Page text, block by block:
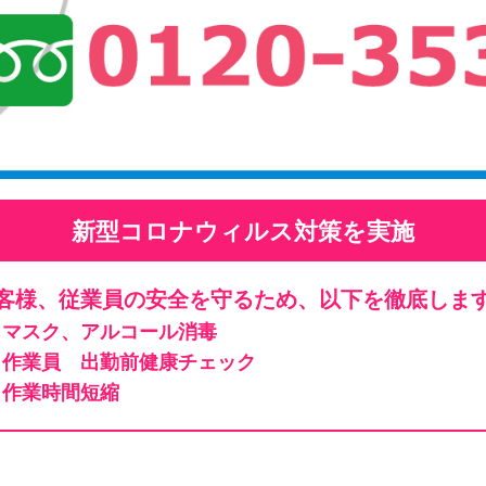
新型コロナウィルス対策を実施
様、従業員の安全を守るため、以下を徹底しま
マスク、アルコール消毒
作業員 出勤前健康チェック
作業時間短縮